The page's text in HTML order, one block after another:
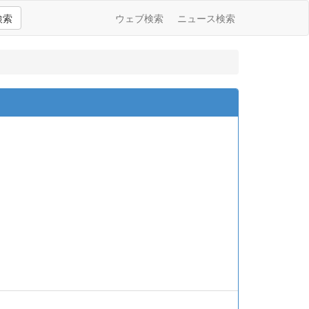
索 ウェブ検索 ニュース検索